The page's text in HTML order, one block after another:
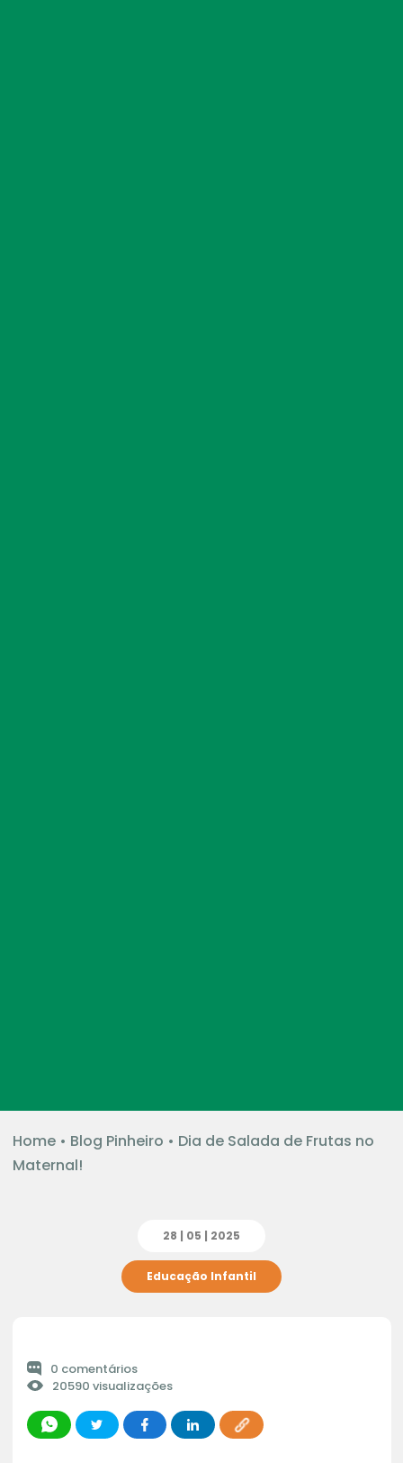
Home• Blog Pinheiro • Dia de Salada de Frutas no
Maternal!
28 | 05 | 2025
Educação Infantil
0 comentários
20590 visualizações